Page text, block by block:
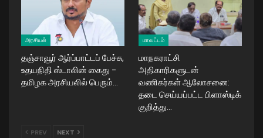
அரசியல்
தஞ்சாவூர் ஆர்ப்பாட்டப் பேச்சு,
உதயநிதி ஸ்டாலின் கைது –
தமிழக அரசியலில் பெரும்…
மாவட்டம்
மாநகராட்சி
அதிகாரிகளுடன்
வணிகர்கள் ஆலோசனை:
தடை செய்யப்பட்ட பிளாஸ்டிக்
குறித்து…
PREV NEXT